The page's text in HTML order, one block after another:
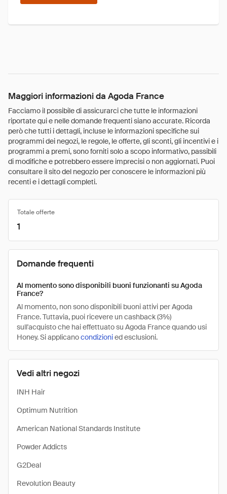
Maggiori informazioni da Agoda France
Facciamo il possibile di assicurarci che tutte le informazioni
riportate qui e nelle domande frequenti siano accurate. Ricorda
però che tutti i dettagli, incluse le informazioni specifiche sui
programmi dei negozi, le regole, le offerte, gli sconti, gli incentivi e i
programmi a premi, sono forniti solo a scopo informativo, passibili
di modifiche e potrebbero essere imprecisi o non aggiornati. Puoi
consultare il sito del negozio per conoscere le informazioni più
recenti e i dettagli completi.
Vedi altri negozi
INH Hair
Optimum Nutrition
American National Standards Institute
Powder Addicts
G2Deal
Revolution Beauty
Totale offerte
1
Domande frequenti
Al momento sono disponibili buoni funzionanti su Agoda
France?
Al momento, non sono disponibili buoni attivi per Agoda
France. Tuttavia, puoi ricevere un cashback (3%)
sull'acquisto che hai effettuato su Agoda France quando usi
Honey. Si applicanocondizionied esclusioni.